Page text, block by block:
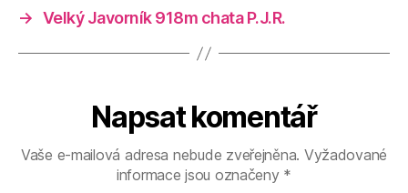
→ Velký Javorník 918m chata P.J.R.
Napsat komentář
Vaše e-mailová adresa nebude zveřejněna. Vyžadované
informace jsou označeny *